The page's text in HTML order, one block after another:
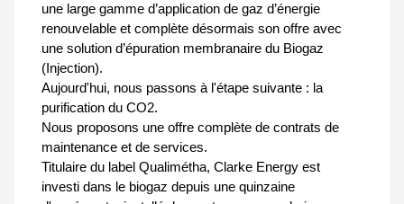
une large gamme d’application de gaz d’énergie
renouvelable et complète désormais son offre avec
une solution d’épuration membranaire du Biogaz
(Injection).
Aujourd'hui, nous passons à l'étape suivante : la
purification du CO2.
Nous proposons une offre complète de contrats de
maintenance et de services.
Titulaire du label Qualimétha, Clarke Energy est
investi dans le biogaz depuis une quinzaine